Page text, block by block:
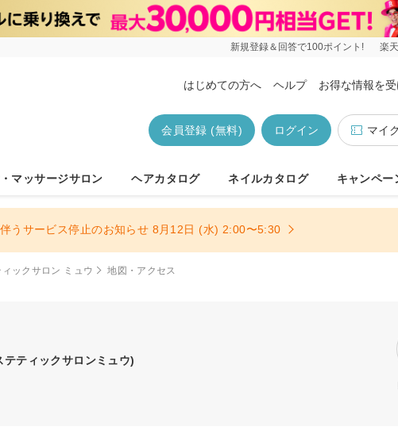
新規登録＆回答で100ポイント! 楽
はじめての方へ ヘルプ お得な情報を
マイ
ログイン
会員登録 (無料)
マッサージサロン ヘアカタログ ネイルカタログ キャンペー
うサービス停止のお知らせ 8月12日 (水) 2:00〜5:30
ィックサロン ミュウ 地図・アクセス
テティックサロンミュウ)